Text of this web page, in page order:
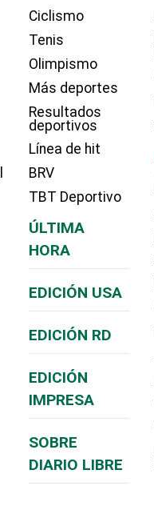
Ciclismo
Tenis
Olimpismo
Más deportes
Resultados
deportivos
Línea de hit
BRV
TBT Deportivo
ÚLTIMA
HORA
EDICIÓN USA
EDICIÓN RD
EDICIÓN
IMPRESA
SOBRE
DIARIO LIBRE